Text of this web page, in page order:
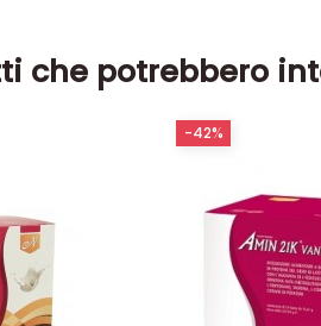
che potrebbero
-42%